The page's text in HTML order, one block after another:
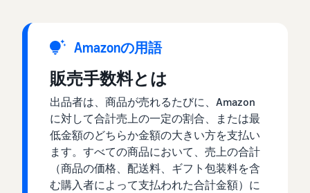
Amazonの用語
販売手数料とは
出品者は、商品が売れるたびに、Amazon
に対して合計売上の一定の割合、または最
低金額のどちらか金額の大きい方を支払い
ます。すべての商品において、売上の合計
（商品の価格、配送料、ギフト包装料を含
む購入者によって支払われた合計金額）に